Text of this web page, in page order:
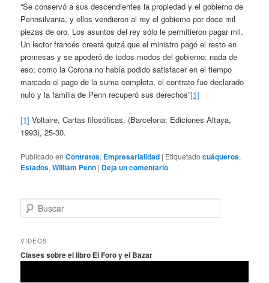
“Se conservó a sus descendientes la propiedad y el gobierno de
Pennsilvania, y ellos vendieron al rey el gobierno por doce mil
piezas de oro. Los asuntos del rey sólo le permitieron pagar mil.
Un lector francés creerá quizá que el ministro pagó el resto en
promesas y se apoderó de todos modos del gobierno: nada de
eso; como la Corona no había podido satisfacer en el tiempo
marcado el pago de la suma completa, el contrato fue declarado
nulo y la familia de Penn recuperó sus derechos”[1]
[1] Voltaire, Cartas filosóficas, (Barcelona: Ediciones Altaya,
1993), 25-30.
Publicado en Contratos, Empresarialidad | Etiquetado cuáqueros,
Estados,William Penn | Deja un comentario
u
c
r
VIDEOS
Clases sobre el libro El Foro y el Bazar